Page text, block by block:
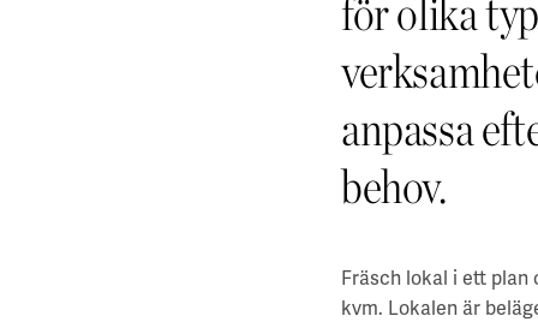
för olika
anpassa
behov.
Fräsch lokal i ett plan
kvm. Lokalen är